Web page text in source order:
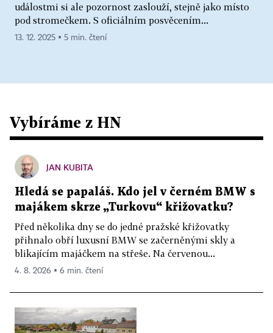
událostmi si ale pozornost zaslouží, stejně jako místo
pod stromečkem. S oficiálním posvěcením...
13. 12. 2025 ▪ 5 min. čtení
Vybíráme z HN
JAN KUBITA
Hledá se papaláš. Kdo jel v černém BMW s
majákem skrze „Turkovu“ křižovatku?
Před několika dny se do jedné pražské křižovatky
přihnalo obří luxusní BMW se začerněnými skly a
blikajícím majáčkem na střeše. Na červenou...
4. 8. 2026 ▪ 6 min. čtení